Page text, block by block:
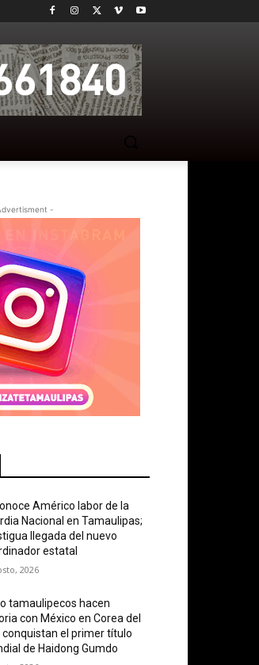
-
Américo labor de la
Nacional en Tamaulipas;
llegada del nuevo
estatal
2026
tamaulipecos hacen
con México en Corea del
conquistan el primer título
de Haidong Gumdo